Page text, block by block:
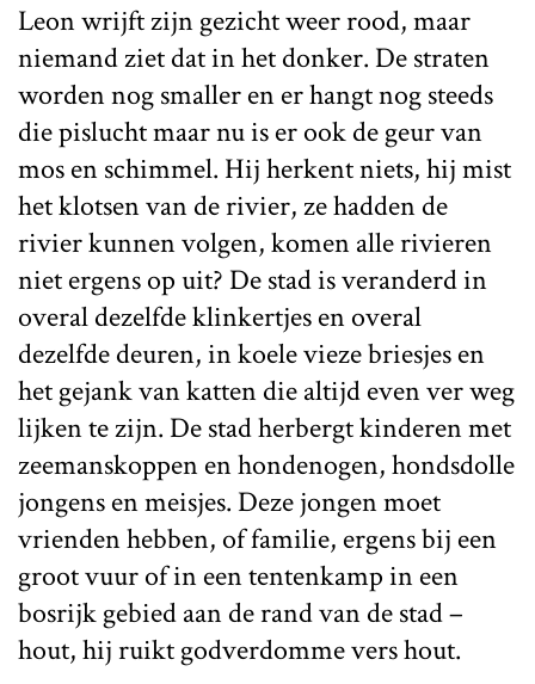
Leon wrijft zijn gezicht weer rood, maar
niemand ziet dat in het donker. De straten
worden nog smaller en er hangt nog steeds
die pislucht maar nu is er ook de geur van
mos en schimmel. Hij herkent niets, hij mist
het klotsen van de rivier, ze hadden de
rivier kunnen volgen, komen alle rivieren
niet ergens op uit? De stad is veranderd in
overal dezelfde klinkertjes en overal
dezelfde deuren, in koele vieze briesjes en
het gejank van katten die altijd even ver weg
lijken te zijn. De stad herbergt kinderen met
zeemanskoppen en hondenogen, hondsdolle
jongens en meisjes. Deze jongen moet
vrienden hebben, of familie, ergens bij een
groot vuur of in een tentenkamp in een
bosrijk gebied aan de rand van de stad –
hout, hij ruikt godverdomme vers hout.